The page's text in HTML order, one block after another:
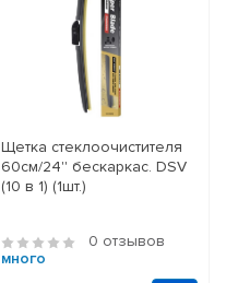
Щетка стеклоочистителя
60см/24'' бескаркас. DSV
(10 в 1) (1шт.)
0 отзывов
много